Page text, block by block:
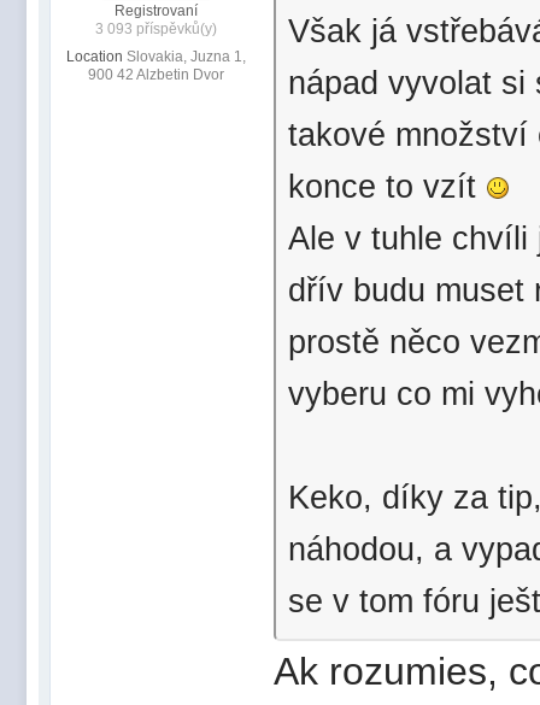
Registrovaní
3 093 příspěvků(y)
Location Slovakia, Juzna 1,
900 42 Alzbetin Dvor
Však já
nápad vyvolat si
takové množství
konce to vzít
Ale v tuhle
dřív budu muset
prostě něco
vyberu co mi
Keko, díky za
náhodou, a
se v tom fóru
Ak rozumies,